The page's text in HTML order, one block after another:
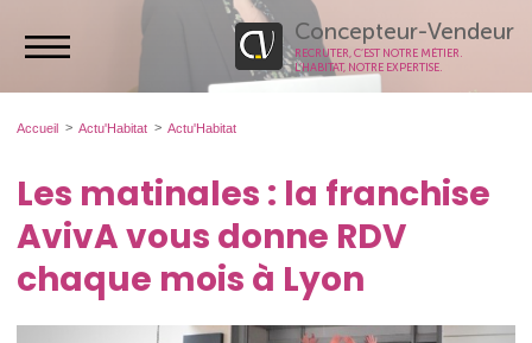
Concepteur-Vendeur
RECRUTER, C’EST NOTRE MÉTIER.
L’HABITAT, NOTRE EXPERTISE.
Accueil Actu'Habitat Actu'Habitat
Les matinales : la franchise
AvivA vous donne RDV
chaque mois à Lyon